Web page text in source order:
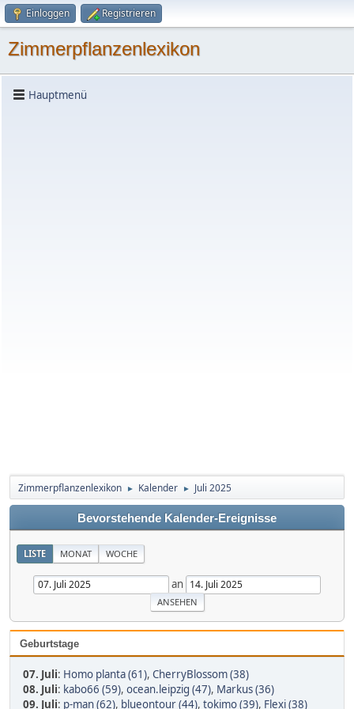
Einloggen Registrieren
Zimmerpflanzenlexikon
Hauptmenü
Zimmerpflanzenlexikon ► Kalender ► Juli 2025
Bevorstehende Kalender-Ereignisse
LISTE MONAT WOCHE
an
Geburtstage
07. Juli: Homo planta (61), CherryBlossom (38)
08. Juli: kabo66 (59), ocean.leipzig (47), Markus (36)
09. Juli: p-man (62), blueontour (44), tokimo (39), Flexi (38)